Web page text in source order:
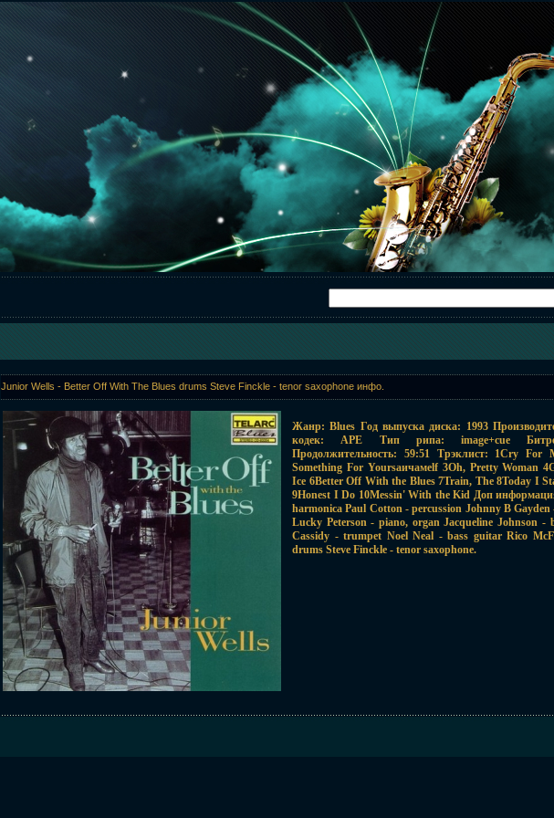
Junior Wells - Better Off With The Blues drums Steve Finckle - tenor saxophone инфо.
Жанр: Blues Год выпуска диска: 1993
кодек: APE Тип рипа: image+cue
Продолжительность: 59:51 Трэклист: 1Cry
Something For Yoursаичамelf 3Oh, Pretty Woman
Ice 6Better Off With the Blues 7Train, The 8Today I
9Honest I Do 10Messin' With the Kid Доп
harmonica Paul Cotton - percussion Johnny B
Lucky Peterson - piano, organ Jacqueline Johnson -
Cassidy - trumpet Noel Neal - bass guitar Rico
drums Steve Finckle - tenor saxophone.